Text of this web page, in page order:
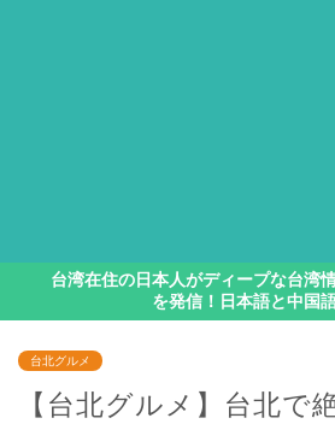
台湾在住の日本人がディープな台湾
を発信！日本語と中国
台北グルメ
【台北グルメ】台北で